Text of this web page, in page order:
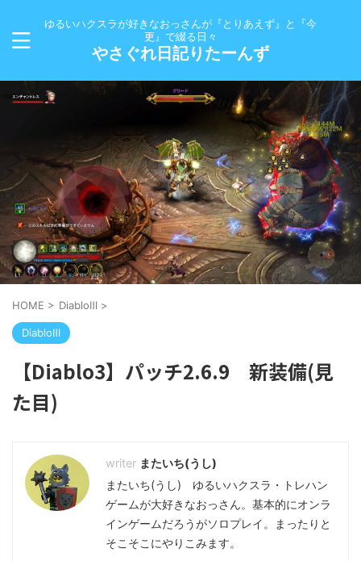
ゆるいハクスラが好きなおっさんが『とりあえず』と『今
更』で綴る日々
やさぐれ日記りたーんず
HOME > DiabloⅢ >
DiabloⅢ
【Diablo3】パッチ2.6.9 新装備(見
た目)
またいち(うし)
またいち(うし) ゆるいハクスラ・トレハン
ゲームが大好きなおっさん。基本的にオンラ
インゲームだろうがソロプレイ。まったりと
そこそこにやりこみます。